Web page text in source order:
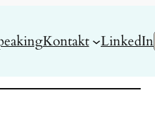
Kontakt LinkedInS